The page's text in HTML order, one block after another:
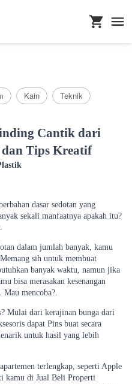
Kain Teknik
Cantik dari
dan Tips Kreatif
dasar sedotan yang
sekali manfaatnya apakah itu?
dalam jumlah banyak, kamu
sih untuk membuat
banyak waktu, namun jika
bisa merasakan kesenangan
mencoba?.
Mulai dari kerajinan bunga dari
dapat Pins buat secara
untuk hasil yang lebih
terlengkap, seperti Apple
kamu di Jual Beli Properti